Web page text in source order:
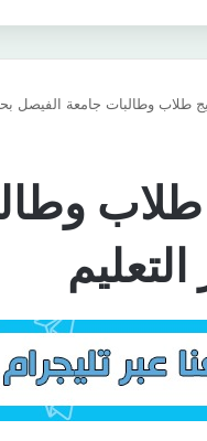
طلاب وطالبات جامعة الفيصل